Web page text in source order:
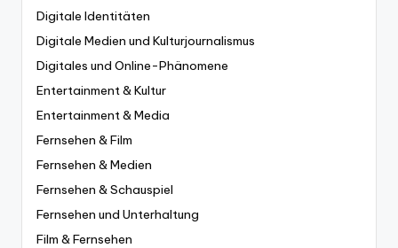
Digitale Identitäten
Digitale Medien und Kulturjournalismus
Digitales und Online-Phänomene
Entertainment & Kultur
Entertainment & Media
Fernsehen & Film
Fernsehen & Medien
Fernsehen & Schauspiel
Fernsehen und Unterhaltung
Film & Fernsehen